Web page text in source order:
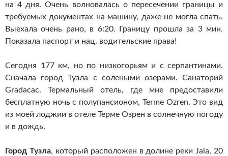
на 4 дня. Очень волновалась о пересечении границы и
требуемых документах на машину, даже не могла спать.
Выехала очень рано, в 6:20. Границу прошла за 3 мин.
Показала паспорт и нац. водительские права!
Сегодня 177 км, но по низкогорьям и с серпантинами.
Сначала город Тузла с солеными озерами. Санаторий
Gradacac. Термальный отель, где мне предоставили
бесплатную ночь с полупансионом, Terme Ozren. Это вид
из моей лоджии в отеле Терме Озрен в солнечную погоду
и в дождь.
Город Тузла, который расположен в долине реки Jala, 20